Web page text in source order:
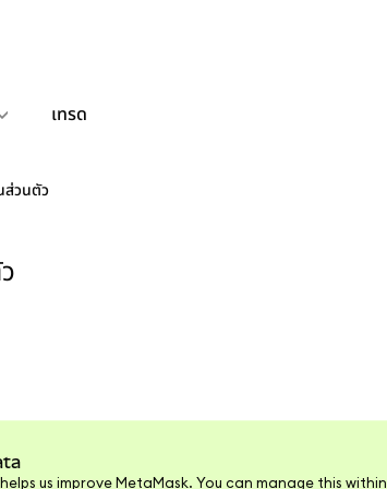
เทรด
ส่วนตัว
us improve MetaMask. You can manage this within